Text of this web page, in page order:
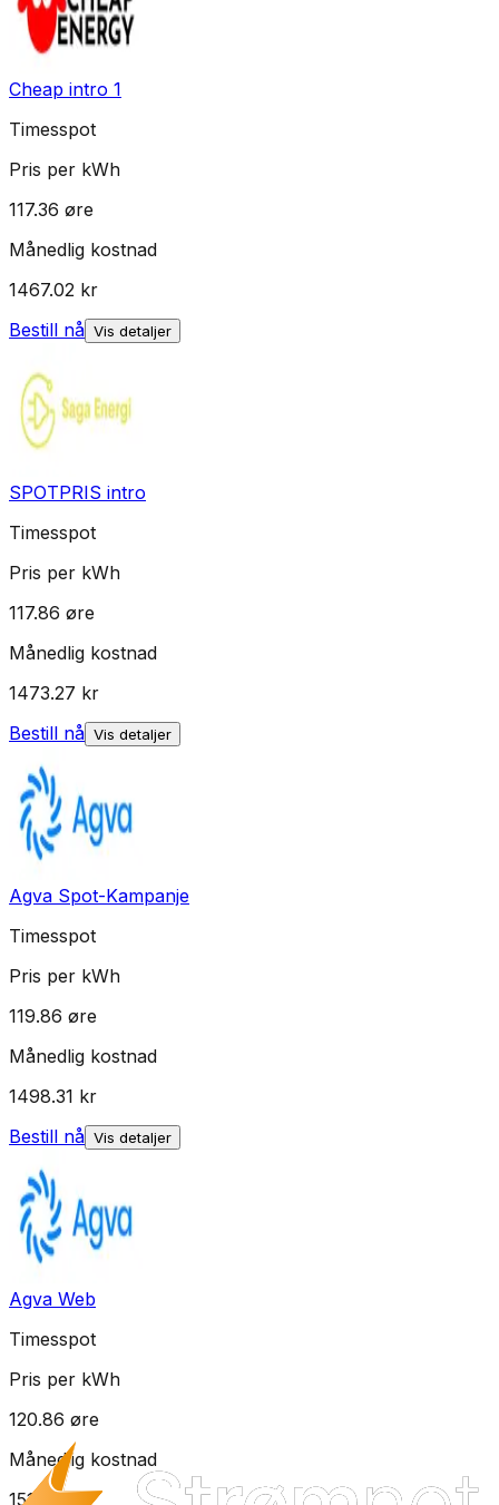
Cheap intro 1
Timesspot
Pris per kWh
117.36 øre
Månedlig kostnad
1467.02 kr
Bestill nå Vis detaljer
SPOTPRIS intro
Timesspot
Pris per kWh
117.86 øre
Månedlig kostnad
1473.27 kr
Bestill nå Vis detaljer
Agva Spot-Kampanje
Timesspot
Pris per kWh
119.86 øre
Månedlig kostnad
1498.31 kr
Bestill nå Vis detaljer
Agva Web
Timesspot
Pris per kWh
120.86 øre
Månedlig kostnad
1510.81kr